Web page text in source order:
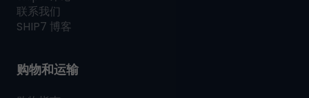
联系我们
SHIP7 博客
购物和运输